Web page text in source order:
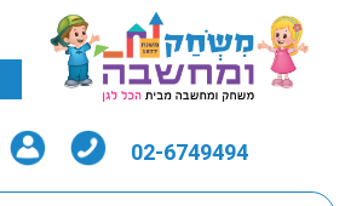
02-6749494